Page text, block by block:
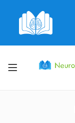
Toggle
menu